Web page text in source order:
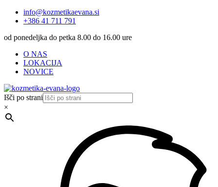
info@kozmetikaevana.si
+386 41 711 791
od ponedeljka do petka 8.00 do 16.00 ure
O NAS
LOKACIJA
NOVICE
Išči po strani
×